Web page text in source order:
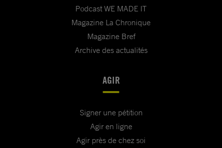
Podcast WE MADE IT
Magazine La Chronique
Magazine Bref
Archive des actualités
AGIR
Signer une pétition
Agir en ligne
Agir près de chez soi